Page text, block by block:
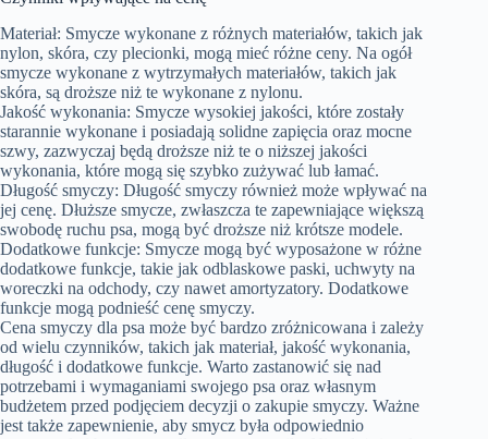
Materiał: Smycze wykonane z różnych materiałów, takich jak
nylon, skóra, czy plecionki, mogą mieć różne ceny. Na ogół
smycze wykonane z wytrzymałych materiałów, takich jak
skóra, są droższe niż te wykonane z nylonu.
Jakość wykonania: Smycze wysokiej jakości, które zostały
starannie wykonane i posiadają solidne zapięcia oraz mocne
szwy, zazwyczaj będą droższe niż te o niższej jakości
wykonania, które mogą się szybko zużywać lub łamać.
Długość smyczy: Długość smyczy również może wpływać na
jej cenę. Dłuższe smycze, zwłaszcza te zapewniające większą
swobodę ruchu psa, mogą być droższe niż krótsze modele.
Dodatkowe funkcje: Smycze mogą być wyposażone w różne
dodatkowe funkcje, takie jak odblaskowe paski, uchwyty na
woreczki na odchody, czy nawet amortyzatory. Dodatkowe
funkcje mogą podnieść cenę smyczy.
Cena smyczy dla psa może być bardzo zróżnicowana i zależy
od wielu czynników, takich jak materiał, jakość wykonania,
długość i dodatkowe funkcje. Warto zastanowić się nad
potrzebami i wymaganiami swojego psa oraz własnym
budżetem przed podjęciem decyzji o zakupie smyczy. Ważne
jest także zapewnienie, aby smycz była odpowiednio